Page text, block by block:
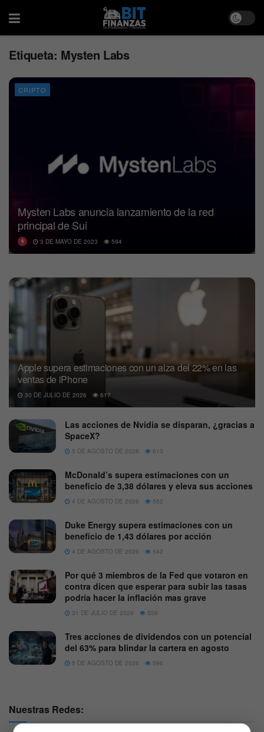
Etiqueta: Mysten Labs
CRIPTO
Mysten Labs anuncia lanzamiento de la red
principal de Sui
3 DE MAYO DE 2023 594
Apple supera estimaciones con un alza del 22% en las
ventas de iPhone
30 DE JULIO DE 2026 617
Las acciones de Nvidia se disparan, ¿gracias a
SpaceX?
5 DE AGOSTO DE 2026 613
McDonald’s supera estimaciones con un
beneficio de 3,38 dólares y eleva sus acciones
4 DE AGOSTO DE 2026 552
Duke Energy supera estimaciones con un
beneficio de 1,43 dólares por acción
4 DE AGOSTO DE 2026 542
Por qué 3 miembros de la Fed que votaron en
contra dicen que esperar para subir las tasas
podría hacer la inflación mas grave
31 DE JULIO DE 2026 558
Tres acciones de dividendos con un potencial
del 63% para blindar la cartera en agosto
5 DE AGOSTO DE 2026 596
Nuestras Redes: